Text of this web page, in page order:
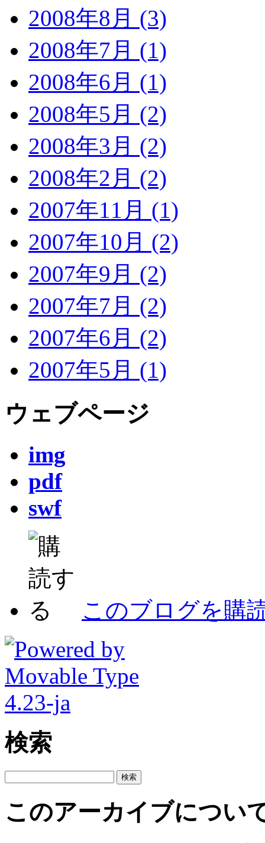
2008年8月 (3)
2008年7月 (1)
2008年6月 (1)
2008年5月 (2)
2008年3月 (2)
2008年2月 (2)
2007年11月 (1)
2007年10月 (2)
2007年9月 (2)
2007年7月 (2)
2007年6月 (2)
2007年5月 (1)
ウェブページ
img
pdf
swf
このブログを購
検索
このアーカイブについ